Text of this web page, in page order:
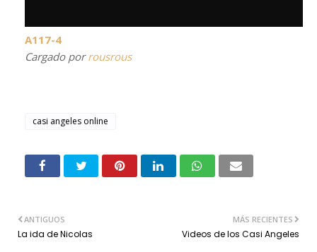
A117-4
Cargado porrousrous
casi angeles online
MÁS RECIENTES
Videos de los Casi Angeles
ANTIGUOS
La ida de Nicolas